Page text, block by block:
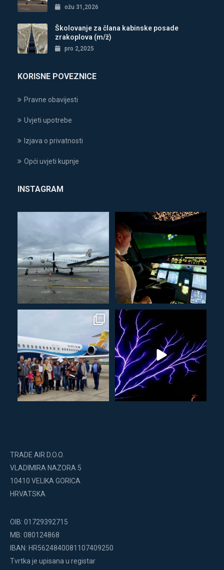
ožu 31,2026
Školovanje za člana kabinske posade
zrakoplova (m/ž)
pro 2,2025
KORISNE POVEZNICE
Pravne obavijesti
Uvjeti upotrebe
Izjava o privatnosti
Opći uvjeti kupnje
INSTAGRAM
TRADE AIR D.O.O.
VLADIMIRA NAZORA 5
10410 VELIKA GORICA
HRVATSKA
OIB: 01729392715
MB: 080124868
IBAN: HR5624840081107409250
Tvrtka je upisana u registar